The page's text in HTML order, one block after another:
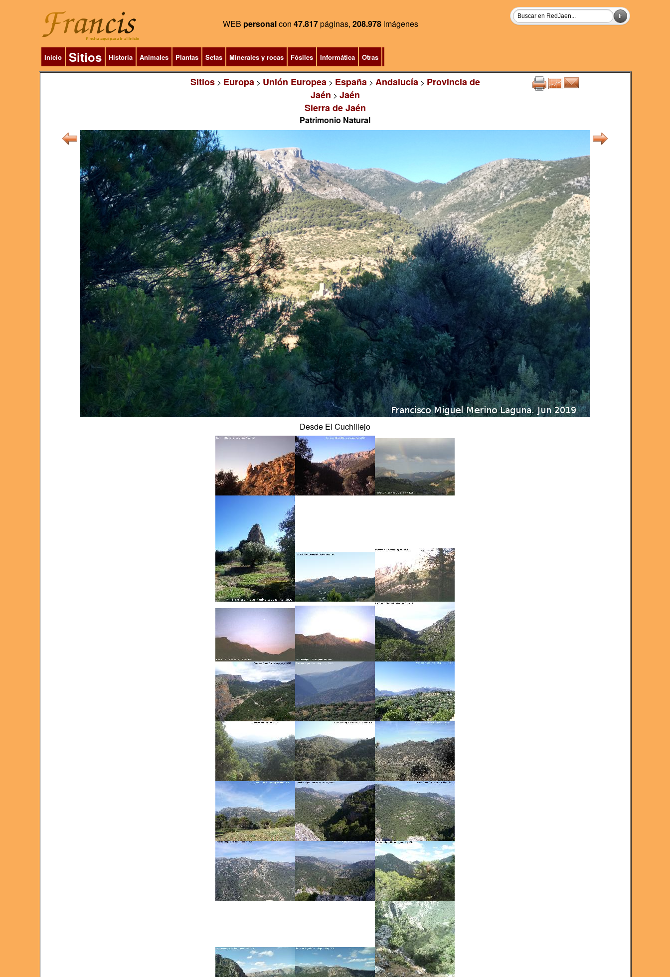
WEB personalcon 47.817páginas, 208.978 imágenes
Inicio Sitios Historia Animales Plantas Setas Minerales y rocas Fósiles Informática Otras
Sitios> Europa> Unión Europea> España> Andalucía> Provincia de
Jaén > Jaén
Sierra de Jaén
Patrimonio Natural
Desde El Cuchillejo